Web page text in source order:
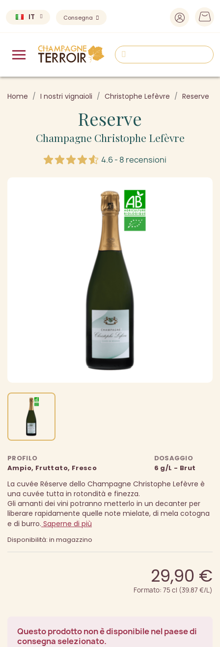
IT Consegna
Home I nostri vignaioli Christophe Lefèvre Reserve
Reserve
Champagne Christophe Lefèvre
4.6 - 8 recensioni
PROFILO
Ampio, Fruttato, Fresco
DOSAGGIO
6 g/L - Brut
La cuvée Réserve dello Champagne Christophe Lefèvre è
una cuvée tutta in rotondità e finezza.
Gli amanti dei vini potranno metterlo in un decanter per
liberare rapidamente quelle note mielate, di mela cotogna
e di burro. Saperne di più
Disponibilità: in magazzino
29,90 €
Formato: 75 cl (39.87 €/L)
Questo prodotto non è disponibile nel paese di
consegna selezionato.